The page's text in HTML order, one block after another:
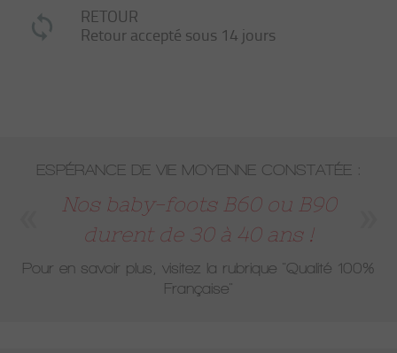
RETOUR
Retour accepté sous 14 jours
ESPÉRANCE DE VIE MOYENNE CONSTATÉE :
Nos baby-foots B60 ou B90
durent de 30 à 40 ans !
Pour en savoir plus, visitez la rubrique "Qualité 100%
Française"